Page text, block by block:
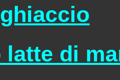
latte di